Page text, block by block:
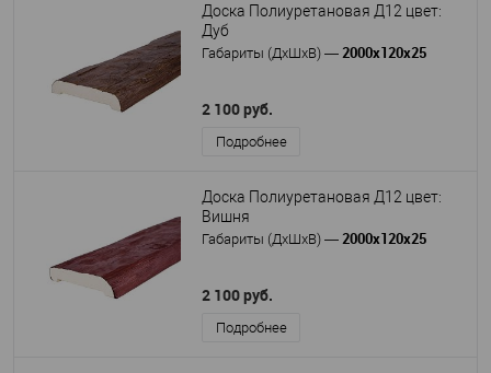
Доска Полиуретановая Д12 цвет:
Дуб
Габариты (ДхШхВ) — 2000х120х25
2 100 руб.
Подробнее
Доска Полиуретановая Д12 цвет:
Вишня
Габариты (ДхШхВ) — 2000х120х25
2 100 руб.
Подробнее